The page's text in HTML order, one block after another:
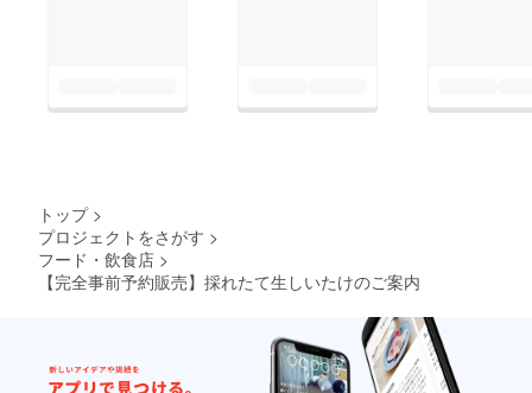
トップ >
プロジェクトをさがす >
フード・飲食店 >
【完全事前予約販売】採れたて生しいたけのご案内